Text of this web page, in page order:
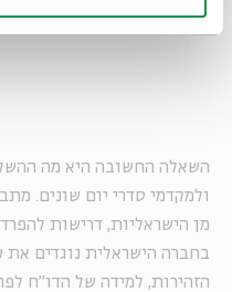
השאלה החשובה היא מה
ולמקדמי סדרי יום שונים.
מן הישראליות, דרישות
בחברה הישראלית נוגדים את
הזהירות, למידה של הדו"ח